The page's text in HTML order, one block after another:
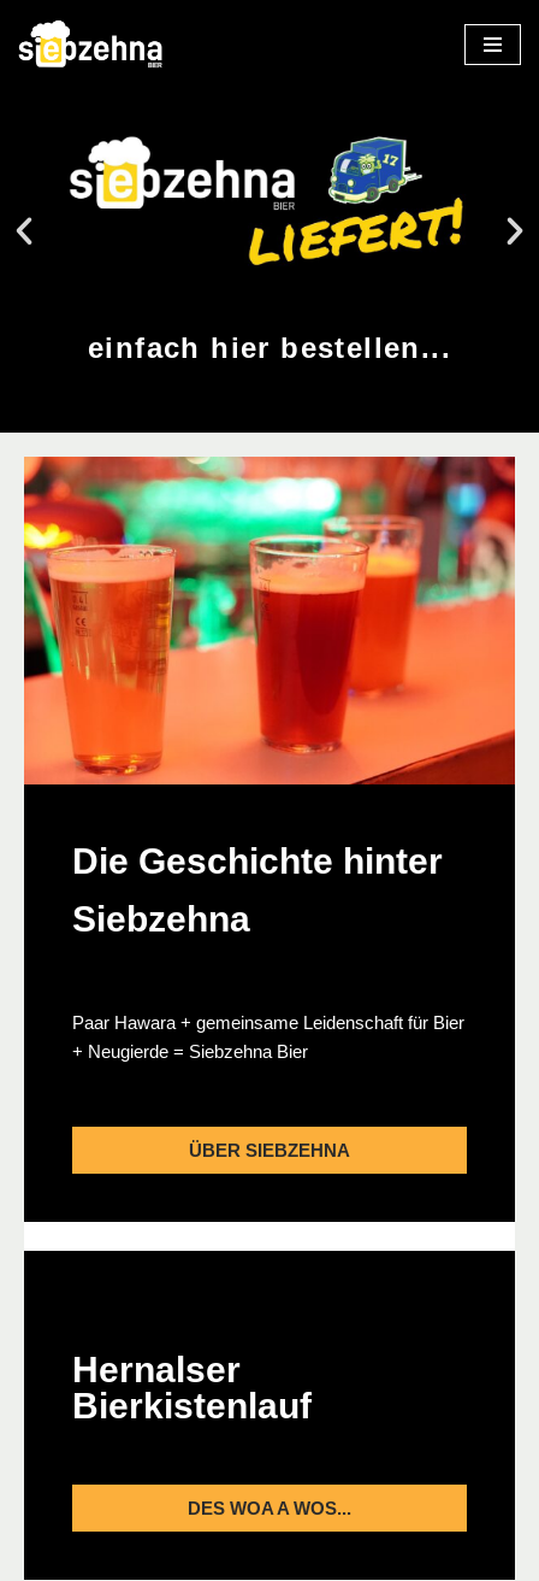
Zum
einfach hier bestellen...
Die Geschichte hinter
Siebzehna
Paar Hawara + gemeinsame Leidenschaft für Bier
+ Neugierde = Siebzehna Bier
ÜBER SIEBZEHNA
Hernalser
Bierkistenlauf
DES WOA A WOS...